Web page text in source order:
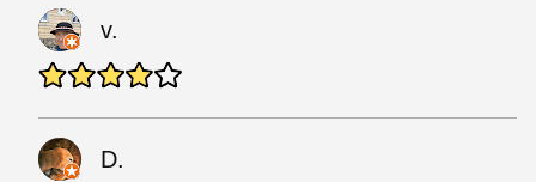
v.
D.